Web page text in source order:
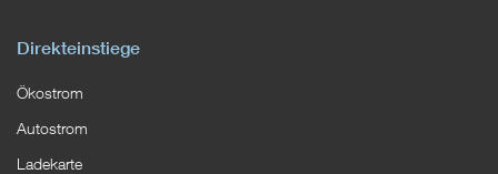
Direkteinstiege
Ökostrom
Autostrom
Ladekarte